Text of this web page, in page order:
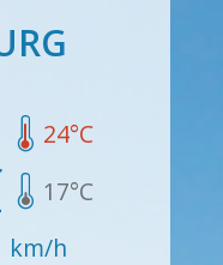
24°C
17°C
km/h